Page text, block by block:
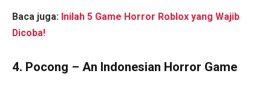
Baca juga: Inilah 5 Game Horror Roblox yang Wajib
Dicoba!
4. Pocong – An Indonesian Horror Game